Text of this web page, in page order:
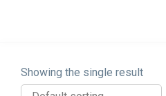
Showing the single result